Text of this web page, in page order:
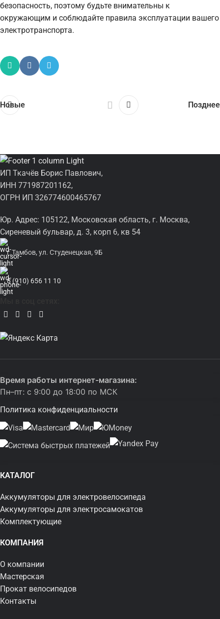
безопасность, поэтому будьте внимательны к
окружающим и соблюдайте правила эксплуатации вашего
электротранспорта.
Новые Позднее
ИП Ткачёв Борис Павлович,
ИНН 771987201162,
ОГРН ИП 326774600465767
Юр. Адрес: 105122, Московская область, г. Москва,
Сиреневый бульвар, д. 3, корп 6, кв 54
г.Тамбов, ул. Студенецкая, 9Б
8 (910) 656 11 10
Время работы интернет-магазина:
Пн–пт: с 9:00 до 18:00 по МСК
Политика конфиденциальности
КАТАЛОГ
Аккумуляторы для электровелосипеда
Аккумуляторы для электросамокатов
Комплектующие
КОМПАНИЯ
О компании
Мастерская
Прокат велосипедов
Контакты